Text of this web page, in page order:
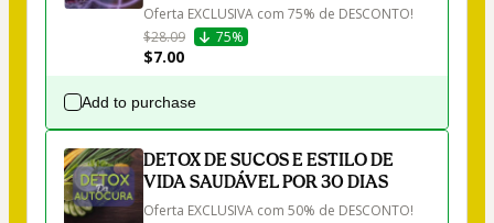
Oferta EXCLUSIVA com 75% de DESCONTO!
$28.09
75%
$7.00
Add to purchase
DETOX DE SUCOS E ESTILO DE
VIDA SAUDÁVEL POR 30 DIAS
Oferta EXCLUSIVA com 50% de DESCONTO!